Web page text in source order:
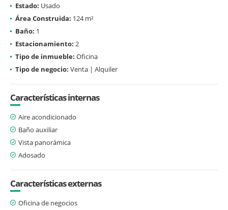
Estado: Usado
Área Construida: 124 m²
Baño: 1
Estacionamiento: 2
Tipo de inmueble: Oficina
Tipo de negocio: Venta | Alquiler
Características internas
Aire acondicionado
Baño auxiliar
Vista panorámica
Adosado
Características externas
Oficina de negocios